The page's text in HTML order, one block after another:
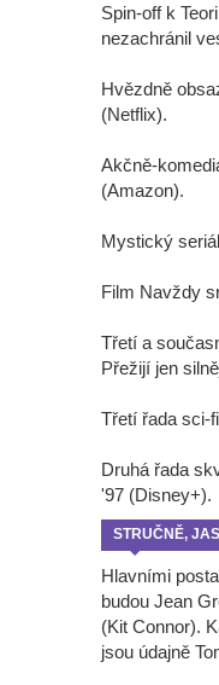
Spin-off k
nezachránil
Hvězdně
(Netflix).
Akčně-
(Amazon).
Mystický
Film Navždy
Třetí a
Přežijí jen
Třetí řada sci-
Druhá řada
'97 (Disney+).
STRUČNĚ,
Hlavními
budou Jean
(Kit Connor).
jsou údajně